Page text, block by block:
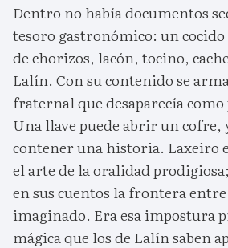
Dentro no había documentos
tesoro gastronómico: un
de chorizos, lacón, tocino,
Lalín. Con su contenido se
fraternal que desaparecía
Una llave puede abrir un cofre,
contener una historia. Laxeiro
el arte de la oralidad
en sus cuentos la frontera
imaginado. Era esa impostura
mágica que los de Lalín saben